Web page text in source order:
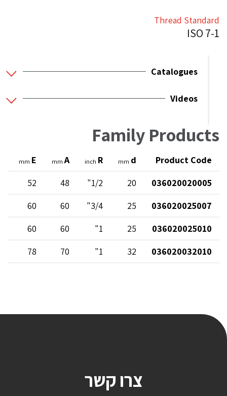
Thread Standard
ISO 7-1
Catalogues
Videos
Family Products
Product Code
d
mm
R
inch
A
mm
E
mm
036020020005
20
1/2"
48
52
036020025007
25
3/4"
60
60
036020025010
25
1"
60
60
036020032010
32
1"
70
78
צרו קשר